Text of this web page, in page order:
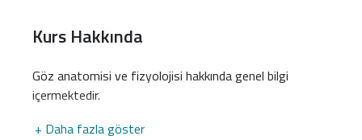
+ Daha fazla göster
Kurs Hakkında
Göz anatomisi ve fizyolojisi hakkında genel bilgi
içermektedir.